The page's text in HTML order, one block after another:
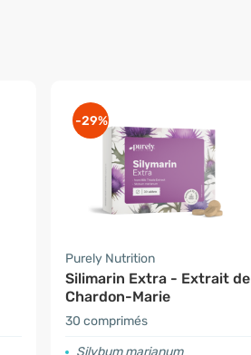
-29%
Purely Nutrition
Silimarin Extra - Extrait de
Chardon-Marie
30 comprimés
Silybum marianum